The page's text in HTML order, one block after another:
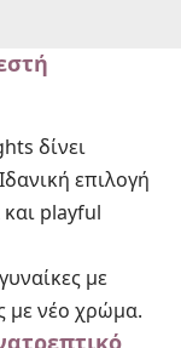
δίνει
επιλογή
playful
με
με νέο χρώμα.